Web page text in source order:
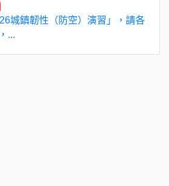
城鎮韌性（防空）演習」，請各
...